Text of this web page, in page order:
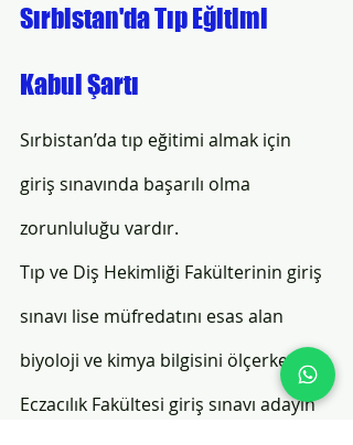
Sırbistan'da Tıp Eğitimi
Kabul Şartı
Sırbistan’da tıp eğitimi almak için
giriş sınavında başarılı olma
zorunluluğu vardır.
Tıp ve Diş Hekimliği Fakülterinin giriş
sınavı lise müfredatını esas alan
biyoloji ve kimya bilgisini ölçerken,
Eczacılık Fakültesi giriş sınavı adayın